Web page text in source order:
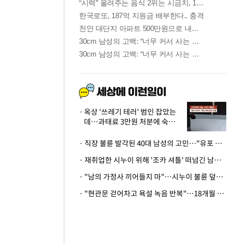
옥상 '쓰레기 테러' 범인 잡았는
데…과태료 3만원 처분에 숙박업
· 직장 불륜 발각된 40대 남성의 고민…"유포 동료 명예훼손·협박죄 고소 가능할까"
· 재취업한 시누이 위해 '조카 셔틀' 떠넘긴 남편…아내 "난 못한다"
· "남의 가정사 끼어들지 마"…시누이 불륜 덮으려는 남편에 억울한 아내
· "현관문 걷어차고 욕설 녹음 반복"…18개월 아기 키우는 집 뒤흔든 '앞집의 비극'